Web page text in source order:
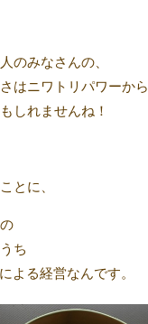
のみなさんの、
はニワトリパワーから
しれませんね！
とに、
ち
よる経営なんです。